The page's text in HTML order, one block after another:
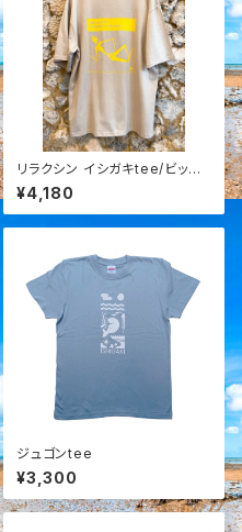
リラクシン イシガキtee/ビッグ
シルエット
¥4,180
ジュゴンtee
¥3,300